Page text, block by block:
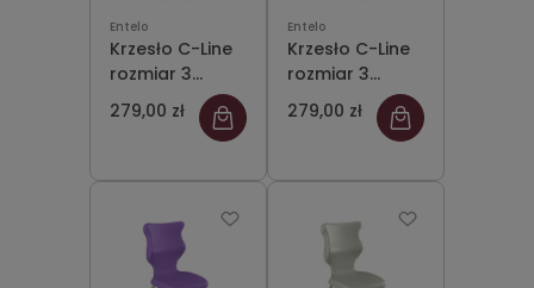
Entelo
Krzesło C-Line
rozmiar 3
siedzisko
czarny/stelaż
279,00 zł
Entelo
Krzesło C-Line
rozmiar 3
siedzisko
czerwony/stelaż
279,00 zł